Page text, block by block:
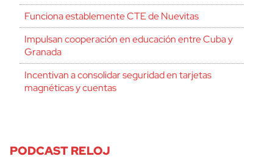
Funciona establemente CTE de Nuevitas
Impulsan cooperación en educación entre Cuba y
Granada
Incentivan a consolidar seguridad en tarjetas
magnéticas y cuentas
PODCAST RELOJ